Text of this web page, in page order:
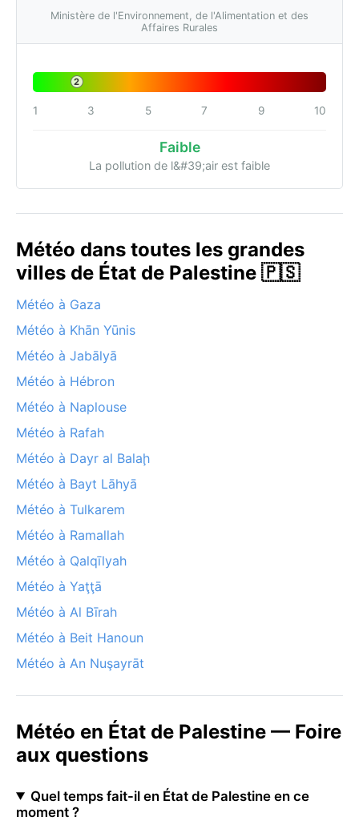
Ministère de l'Environnement, de l'Alimentation et des
Affaires Rurales
2
1 3 5 7 9 10
Faible
La pollution de l&#39;air est faible
Météo dans toutes les grandes
villes de État de Palestine 🇵🇸
Météo à Gaza
Météo à Khān Yūnis
Météo à Jabālyā
Météo à Hébron
Météo à Naplouse
Météo à Rafah
Météo à Dayr al Balaḩ
Météo à Bayt Lāhyā
Météo à Tulkarem
Météo à Ramallah
Météo à Qalqīlyah
Météo à Yaţţā
Météo à Al Bīrah
Météo à Beit Hanoun
Météo à An Nuşayrāt
Météo en État de Palestine — Foire
aux questions
Quel temps fait-il en État de Palestine en ce
moment ?